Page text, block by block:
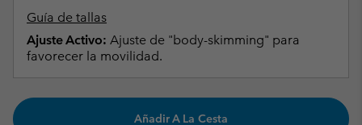
Guía de tallas
Ajuste Activo: Ajuste de "body-skimming" para
favorecer la movilidad.
Añadir A La Cesta